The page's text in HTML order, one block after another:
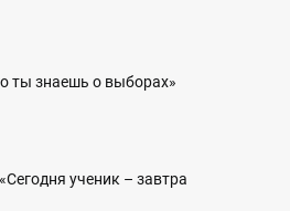
ты знаешь о выборах»
ученик – завтра